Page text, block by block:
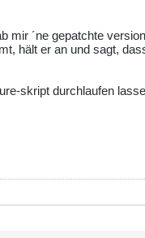
´ne gepatchte
hält er an und sagt,
skript durchlaufen